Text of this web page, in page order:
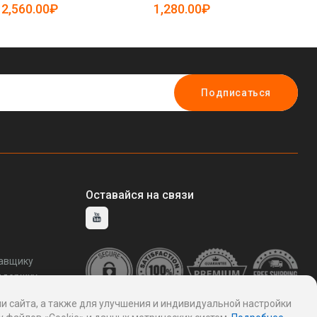
5081621)
2,560.00₽
5081588)
1,280.00₽
Подписаться
Оставайся на связи
а также для улучшения и индивидуальной настройки